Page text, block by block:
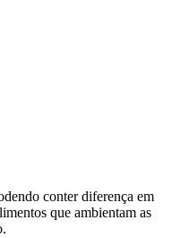
conter diferença em
que ambientam as